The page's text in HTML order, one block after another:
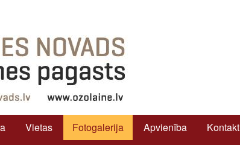
Vietas Fotogalerija Apvienība